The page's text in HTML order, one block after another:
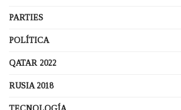
PARTIES
POLÍTICA
QATAR 2022
RUSIA 2018